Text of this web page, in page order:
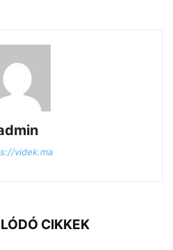
videk.ma
CIKKEK